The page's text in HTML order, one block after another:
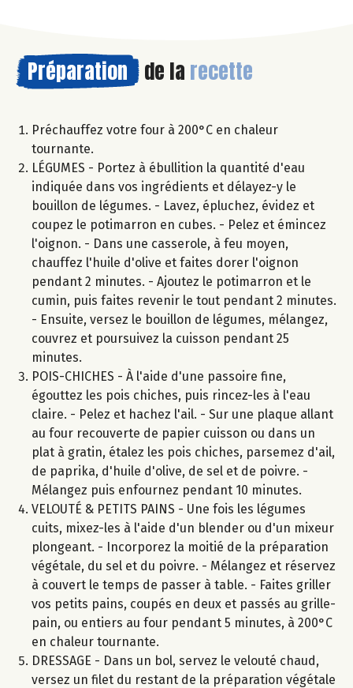
Préparation de la recette
Préchauffez votre four à 200°C en chaleur
tournante.
LÉGUMES - Portez à ébullition la quantité d'eau
indiquée dans vos ingrédients et délayez-y le
bouillon de légumes. - Lavez, épluchez, évidez et
coupez le potimarron en cubes. - Pelez et émincez
l'oignon. - Dans une casserole, à feu moyen,
chauffez l'huile d'olive et faites dorer l'oignon
pendant 2 minutes. - Ajoutez le potimarron et le
cumin, puis faites revenir le tout pendant 2 minutes.
- Ensuite, versez le bouillon de légumes, mélangez,
couvrez et poursuivez la cuisson pendant 25
minutes.
POIS-CHICHES - À l'aide d'une passoire fine,
égouttez les pois chiches, puis rincez-les à l'eau
claire. - Pelez et hachez l'ail. - Sur une plaque allant
au four recouverte de papier cuisson ou dans un
plat à gratin, étalez les pois chiches, parsemez d'ail,
de paprika, d'huile d'olive, de sel et de poivre. -
Mélangez puis enfournez pendant 10 minutes.
VELOUTÉ & PETITS PAINS - Une fois les légumes
cuits, mixez-les à l'aide d'un blender ou d'un mixeur
plongeant. - Incorporez la moitié de la préparation
végétale, du sel et du poivre. - Mélangez et réservez
à couvert le temps de passer à table. - Faites griller
vos petits pains, coupés en deux et passés au grille-
pain, ou entiers au four pendant 5 minutes, à 200°C
en chaleur tournante.
DRESSAGE - Dans un bol, servez le velouté chaud,
versez un filet du restant de la préparation végétale